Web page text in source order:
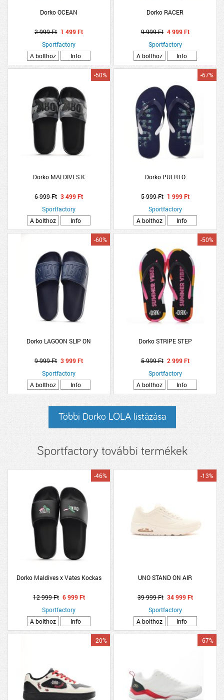
Dorko OCEAN
2 999 Ft 1 499 Ft
Sportfactory
A bolthoz
Info
Dorko RACER
9 999 Ft 4 999 Ft
Sportfactory
A bolthoz
Info
Dorko MALDIVES K
-50%
6 999 Ft 3 499 Ft
Sportfactory
A bolthoz
Info
Dorko PUERTO
-67%
5 999 Ft 1 999 Ft
Sportfactory
A bolthoz
Info
Dorko LAGOON SLIP ON
-60%
9 999 Ft 3 999 Ft
Sportfactory
A bolthoz
Info
Dorko STRIPE STEP
-50%
5 999 Ft 2 999 Ft
Sportfactory
A bolthoz
Info
Többi Dorko LOLA listázása
Sportfactory további termékek
Dorko Maldives x Vates Kockas
-46%
12 999 Ft 6 999 Ft
Sportfactory
A bolthoz
Info
UNO STAND ON AIR
-13%
39 999 Ft 34 999 Ft
Sportfactory
A bolthoz
Info
-20% -67%